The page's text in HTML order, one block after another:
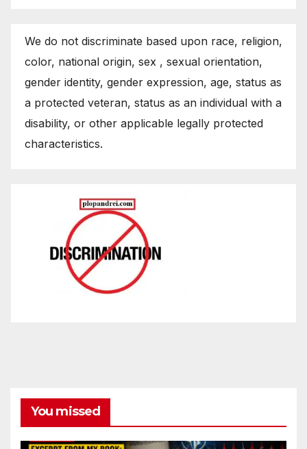
We do not discriminate based upon race, religion,
color, national origin, sex , sexual orientation,
gender identity, gender expression, age, status as
a protected veteran, status as an individual with a
disability, or other applicable legally protected
characteristics.
You missed